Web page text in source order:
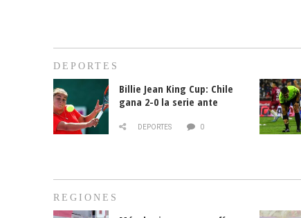
DEPORTES
Billie Jean King Cup: Chile
gana 2-0 la serie ante
DEPORTES 0
REGIONES